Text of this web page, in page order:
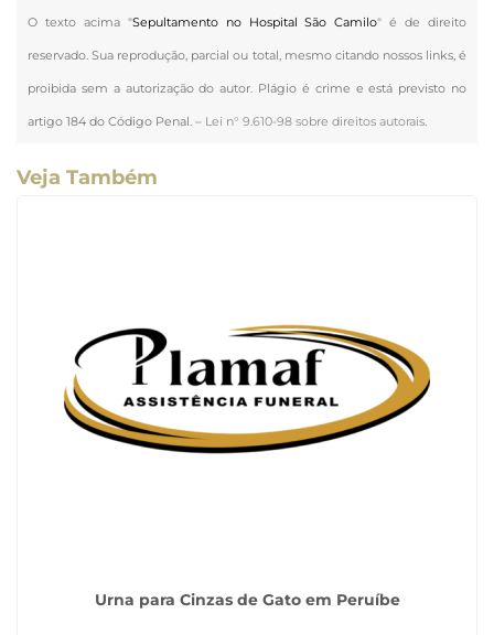
O texto acima "Sepultamento no Hospital São Camilo" é de direito
reservado. Sua reprodução, parcial ou total, mesmo citando nossos links, é
proibida sem a autorização do autor. Plágio é crime e está previsto no
artigo 184 do Código Penal. – Lei n° 9.610-98 sobre direitos autorais.
Veja Também
Urna para Cinzas de Gato em Peruíbe